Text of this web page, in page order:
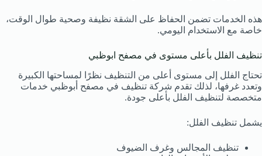
هذه الخدمات تضمن الحفاظ على الشقة نظيفة وصحية طوال الوقت،
خاصة مع الاستخدام اليومي.
تنظيف الفلل بأعلى مستوى في مصفح ابوظبي
تحتاج الفلل إلى مستوى أعلى من التنظيف نظرًا لمساحتها الكبيرة
وتعدد غرفها، لذلك تقدم شركة تنظيف في مصفح أبوظبي خدمات
متخصصة لتنظيف الفلل بأعلى جودة.
يشمل تنظيف الفلل:
تنظيف المجالس وغرف الضيوف